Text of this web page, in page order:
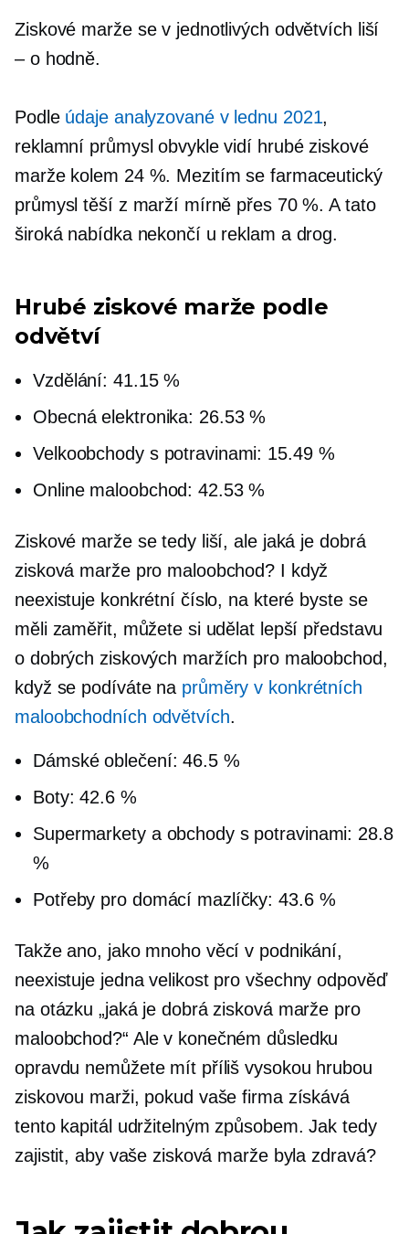
Ziskové marže se v jednotlivých odvětvích liší
– o hodně.
Podle údaje analyzované v lednu 2021,
reklamní průmysl obvykle vidí hrubé ziskové
marže kolem 24 %. Mezitím se farmaceutický
průmysl těší z marží mírně přes 70 %. A tato
široká nabídka nekončí u reklam a drog.
Hrubé ziskové marže podle
odvětví
Vzdělání: 41.15 %
Obecná elektronika: 26.53 %
Velkoobchody s potravinami: 15.49 %
Online maloobchod: 42.53 %
Ziskové marže se tedy liší, ale jaká je dobrá
zisková marže pro maloobchod? I když
neexistuje konkrétní číslo, na které byste se
měli zaměřit, můžete si udělat lepší představu
o dobrých ziskových maržích pro maloobchod,
když se podíváte na průměry v konkrétních
maloobchodních odvětvích.
Dámské oblečení: 46.5 %
Boty: 42.6 %
Supermarkety a obchody s potravinami: 28.8
%
Potřeby pro domácí mazlíčky: 43.6 %
Takže ano, jako mnoho věcí v podnikání,
neexistuje jedna velikost pro všechny odpověď
na otázku „jaká je dobrá zisková marže pro
maloobchod?“ Ale v konečném důsledku
opravdu nemůžete mít příliš vysokou hrubou
ziskovou marži, pokud vaše firma získává
tento kapitál udržitelným způsobem. Jak tedy
zajistit, aby vaše zisková marže byla zdravá?